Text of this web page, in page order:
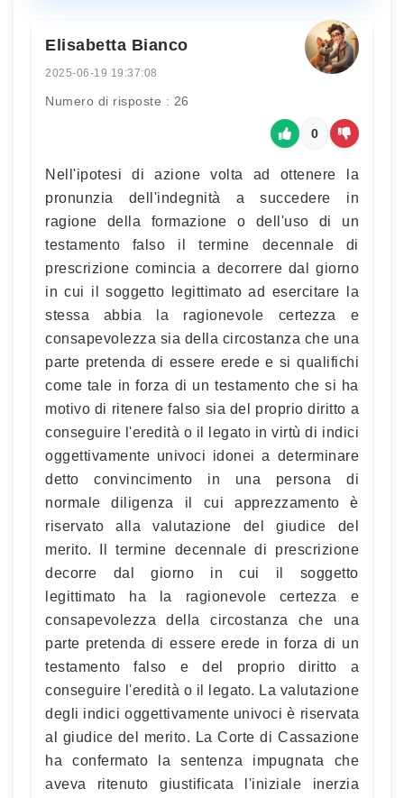
Elisabetta Bianco
2025-06-19 19:37:08
Numero di risposte : 26
0
Nell'ipotesi di azione volta ad ottenere la
pronunzia dell'indegnità a succedere in
ragione della formazione o dell'uso di un
testamento falso il termine decennale di
prescrizione comincia a decorrere dal giorno
in cui il soggetto legittimato ad esercitare la
stessa abbia la ragionevole certezza e
consapevolezza sia della circostanza che una
parte pretenda di essere erede e si qualifichi
come tale in forza di un testamento che si ha
motivo di ritenere falso sia del proprio diritto a
conseguire l'eredità o il legato in virtù di indici
oggettivamente univoci idonei a determinare
detto convincimento in una persona di
normale diligenza il cui apprezzamento è
riservato alla valutazione del giudice del
merito. Il termine decennale di prescrizione
decorre dal giorno in cui il soggetto
legittimato ha la ragionevole certezza e
consapevolezza della circostanza che una
parte pretenda di essere erede in forza di un
testamento falso e del proprio diritto a
conseguire l'eredità o il legato. La valutazione
degli indici oggettivamente univoci è riservata
al giudice del merito. La Corte di Cassazione
ha confermato la sentenza impugnata che
aveva ritenuto giustificata l'iniziale inerzia